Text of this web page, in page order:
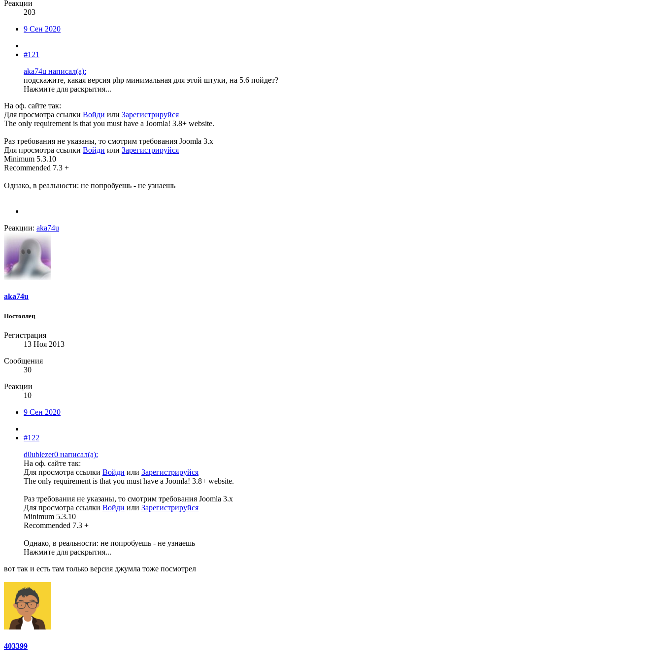
Реакции
203
9 Сен 2020
#121
aka74u написал(а):
подскажите, какая версия php минимальная для этой штуки, на 5.6 пойдет?
Нажмите для раскрытия...
На оф. сайте так:
Для просмотра ссылки Войди или Зарегистрируйся
The only requirement is that you must have a Joomla! 3.8+ website.
Раз требования не указаны, то смотрим требования Joomla 3.x
Для просмотра ссылки Войди или Зарегистрируйся
Minimum 5.3.10
Recommended 7.3 +
Однако, в реальности: не попробуешь - не узнаешь
Реакции: aka74u
aka74u
Постоялец
Регистрация
13 Ноя 2013
Сообщения
30
Реакции
10
9 Сен 2020
#122
d0ublezer0 написал(а):
На оф. сайте так:
Для просмотра ссылки Войди или Зарегистрируйся
The only requirement is that you must have a Joomla! 3.8+ website.
Раз требования не указаны, то смотрим требования Joomla 3.x
Для просмотра ссылки Войди или Зарегистрируйся
Minimum 5.3.10
Recommended 7.3 +
Однако, в реальности: не попробуешь - не узнаешь
Нажмите для раскрытия...
вот так и есть там только версия джумла тоже посмотрел
403399